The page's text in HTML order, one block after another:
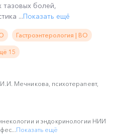
тазовых болей,
...Показать ещё
Гастроэнтерология | ВО
15
Мечникова, психотерапевт,
и эндокринологии НИИ
Показать ещё